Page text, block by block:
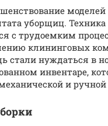
уборщиц. Техника
с трудоемким
клининговых
стали нуждаться в
инвентаре,
и ручной